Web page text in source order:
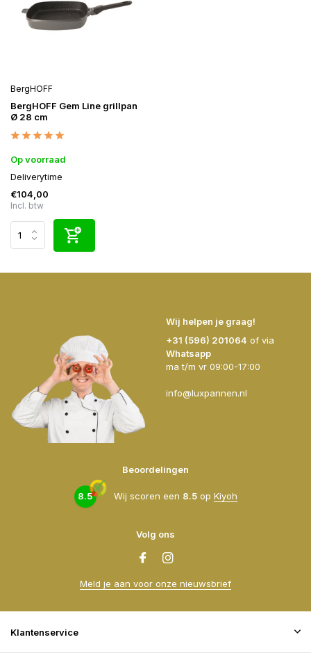
BergHOFF
BergHOFF Gem Line grillpan
Ø 28 cm
Op voorraad
Deliverytime
€104,00
Incl. btw
Wij helpen je graag!
+31 (596) 201064 of via
Whatsapp
ma t/m vr 09:00-17:00
info@luxpannen.nl
Beoordelingen
8.5 Wij scoren een 8.5op Kiyoh
Volg ons
Meld je aan voor onze nieuwsbrief
Klantenservice